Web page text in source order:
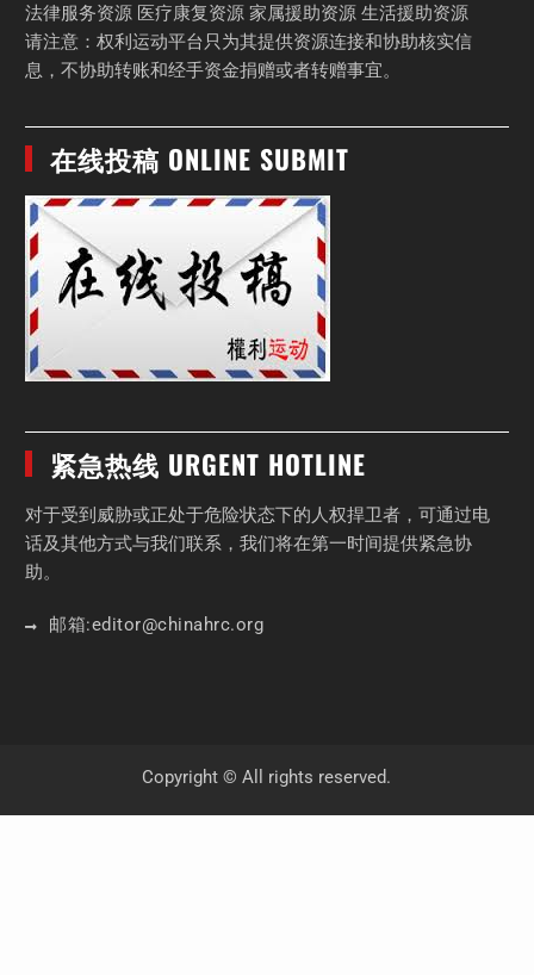
法律服务资源 医疗康复资源 家属援助资源 生活援助资源
请注意：权利运动平台只为其提供资源连接和协助核实信
息，不协助转账和经手资金捐赠或者转赠事宜。
在线投稿 ONLINE SUBMIT
紧急热线 URGENT HOTLINE
对于受到威胁或正处于危险状态下的人权捍卫者，可通过电
话及其他方式与我们联系，我们将在第一时间提供紧急协
助。
邮箱:editor@chinahrc.org
Copyright © All rights reserved.